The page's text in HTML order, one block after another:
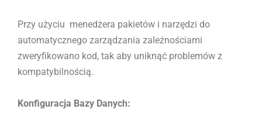
Przy użyciu menedżera pakietów i narzędzi do
automatycznego zarządzania zależnościami
zweryfikowano kod, tak aby uniknąć problemów z
kompatybilnością.
Konfiguracja Bazy Danych: